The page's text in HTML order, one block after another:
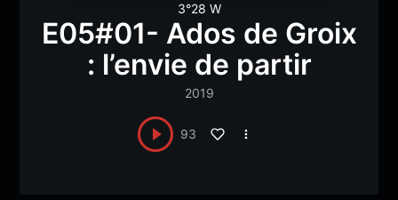
3°28 W
E05#01- Ados de Groix
: l’envie de partir
2019
93